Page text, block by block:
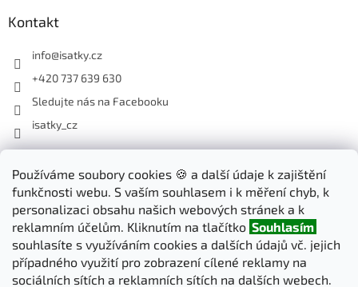
Používáme soubory cookies 🍪 a další údaje k zajištění
funkčnosti webu. S vaším souhlasem i k měření chyb, k
personalizaci obsahu našich webových stránek a k
reklamním účelům. Kliknutím na tlačítko Souhlasím
souhlasíte s využíváním cookies a dalších údajů vč. jejich
případného využití pro zobrazení cílené reklamy na
sociálních sítích a reklamních sítích na dalších webech.
Kontakt
info@isatky.cz
+420 737 639 630
Sledujte nás na Facebooku
isatky_cz
Odebírat newsletter
Vložte svůj e-mail a my vám budeme zasílat informace o nových
produktech na našem e-shopu.
E-mail